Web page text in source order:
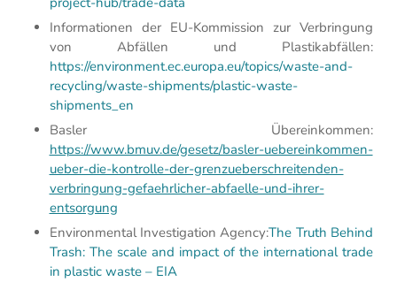
Informationen der EU-Kommission zur Verbringung
von Abfällen und Plastikabfällen:
https://environment.ec.europa.eu/topics/waste-and-
recycling/waste-shipments/plastic-waste-
shipments_en
Basler Übereinkommen:
https://www.bmuv.de/gesetz/basler-uebereinkommen-
ueber-die-kontrolle-der-grenzueberschreitenden-
verbringung-gefaehrlicher-abfaelle-und-ihrer-
entsorgung
Environmental Investigation Agency:The Truth Behind
Trash: The scale and impact of the international trade
in plastic waste – EIA